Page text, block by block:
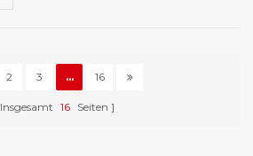
2 3 ... 16
Insgesamt 16 Seiten